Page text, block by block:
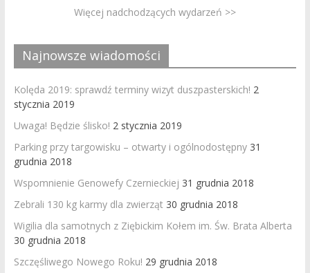
Więcej nadchodzących wydarzeń >>
Najnowsze wiadomości
Kolęda 2019: sprawdź terminy wizyt duszpasterskich! 2
stycznia 2019
Uwaga! Będzie ślisko! 2 stycznia 2019
Parking przy targowisku – otwarty i ogólnodostępny 31
grudnia 2018
Wspomnienie Genowefy Czernieckiej 31 grudnia 2018
Zebrali 130 kg karmy dla zwierząt 30 grudnia 2018
Wigilia dla samotnych z Ziębickim Kołem im. Św. Brata Alberta
30 grudnia 2018
Szczęśliwego Nowego Roku! 29 grudnia 2018